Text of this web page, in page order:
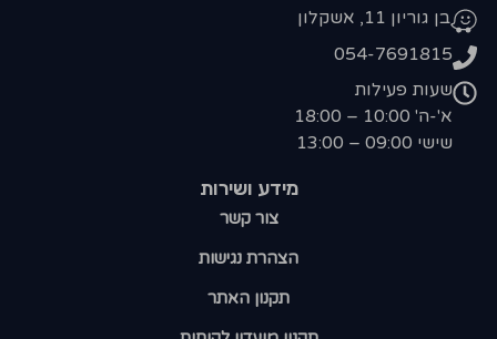
מידע ושירות
צור קשר
הצהרת נגישות
תקנון האתר
בן גוריון 11, אשקלון
054-7691815
שעות פעילות
א'-ה' 10:00 – 18:00
שישי 09:00 – 13:00